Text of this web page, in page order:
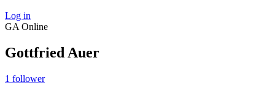
Log in
GA Online
Gottfried Auer
1 follower